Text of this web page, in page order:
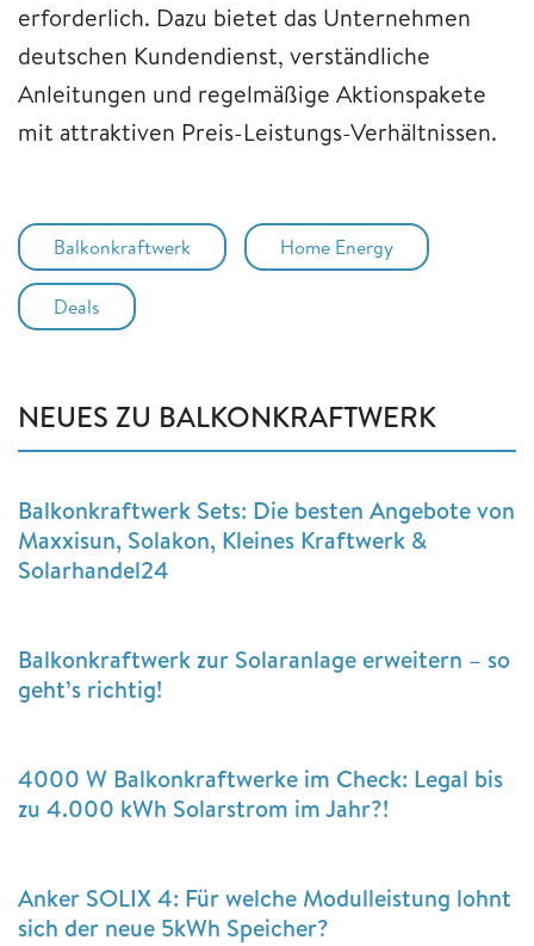
erforderlich. Dazu bietet das Unternehmen
deutschen Kundendienst, verständliche
Anleitungen und regelmäßige Aktionspakete
mit attraktiven Preis-Leistungs-Verhältnissen.
Balkonkraftwerk Home Energy
Deals
NEUES ZU BALKONKRAFTWERK
Balkonkraftwerk Sets: Die besten Angebote von
Maxxisun, Solakon, Kleines Kraftwerk &
Solarhandel24
Balkonkraftwerk zur Solaranlage erweitern – so
geht’s richtig!
4000 W Balkonkraftwerke im Check: Legal bis
zu 4.000 kWh Solarstrom im Jahr?!
Anker SOLIX 4: Für welche Modulleistung lohnt
sich der neue 5kWh Speicher?